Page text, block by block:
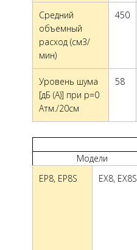
Средний
объемный
расход (см3/
мин)
450
Уровень шума
[дБ (A)] при p=0
Атм./20см
58
Модели
EP8, EP8S
EX8, EX8S